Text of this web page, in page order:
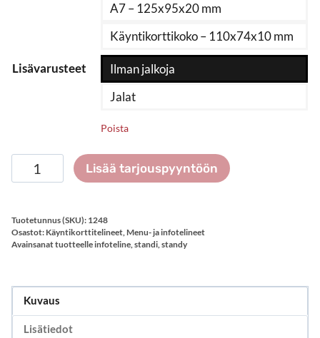
A7 – 125x95x20 mm
Käyntikorttikoko – 110x74x10 mm
Lisävarusteet
Ilman jalkoja
Jalat
Poista
Akryylilevyt
magneettikiinnityksellä
Lisää tarjouspyyntöön
Tuotetunnus (SKU): 1248
Osastot: Käyntikorttitelineet, Menu- ja infotelineet
Avainsanat tuotteelleinfoteline,standi,standy
Kuvaus
Lisätiedot